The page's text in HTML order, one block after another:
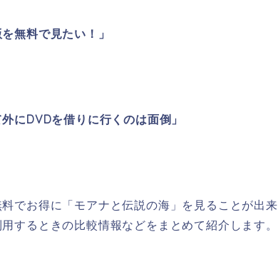
無料で見たい！」
にDVDを借りに行くのは面倒」
でお得に「モアナと伝説の海」を見ることが出来
するときの比較情報などをまとめて紹介します。